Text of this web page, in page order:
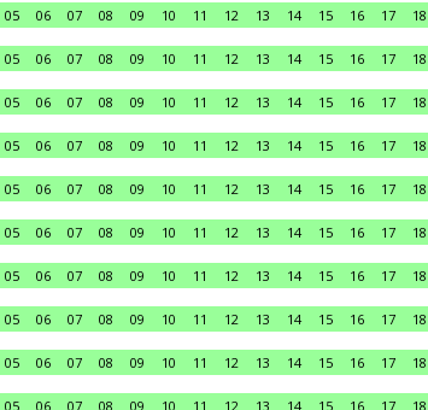
05 06 07 08 09 10 11 12 13 14 15 16 17 18
05 06 07 08 09 10 11 12 13 14 15 16 17 18
05 06 07 08 09 10 11 12 13 14 15 16 17 18
05 06 07 08 09 10 11 12 13 14 15 16 17 18
05 06 07 08 09 10 11 12 13 14 15 16 17 18
05 06 07 08 09 10 11 12 13 14 15 16 17 18
05 06 07 08 09 10 11 12 13 14 15 16 17 18
05 06 07 08 09 10 11 12 13 14 15 16 17 18
05 06 07 08 09 10 11 12 13 14 15 16 17 18
05 06 07 08 09 10 11 12 13 14 15 16 17 18